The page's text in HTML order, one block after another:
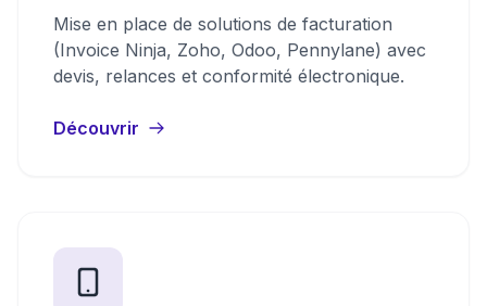
Mise en place de solutions de facturation
(Invoice Ninja, Zoho, Odoo, Pennylane) avec
devis, relances et conformité électronique.
Découvrir